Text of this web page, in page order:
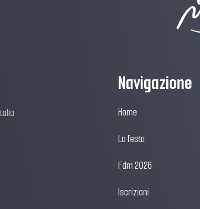
Navigazione
Home
La festa
Fdm 2026
Iscrizioni